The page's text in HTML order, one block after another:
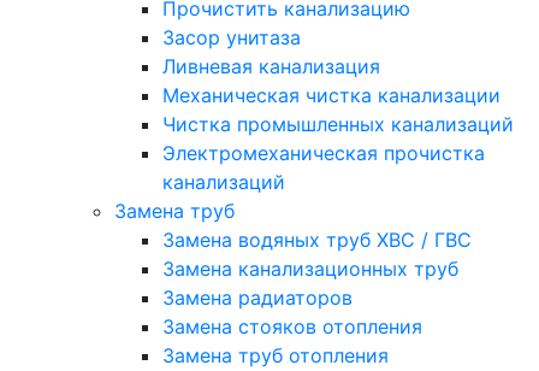
Прочистить канализацию
Засор унитаза
Ливневая канализация
Механическая чистка канализации
Чистка промышленных канализаций
Электромеханическая прочистка
канализаций
Замена труб
Замена водяных труб ХВС / ГВС
Замена канализационных труб
Замена радиаторов
Замена стояков отопления
Замена труб отопления